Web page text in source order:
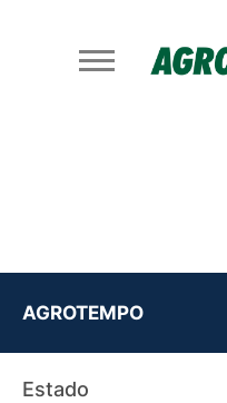
AGROTEMPO
Estado